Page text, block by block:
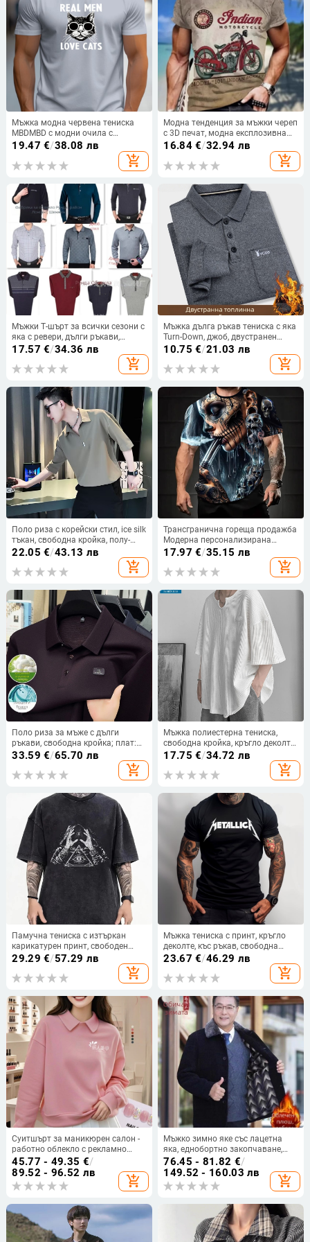
Мъжка модна червена тениска
MBDMBD с модни очила с
фигурка на котка "истинските
19.47 €/38.08 лв
add_shopping_cart
Модна тенденция за мъжки череп
с 3D печат, модна експлозивна
популярна тениска с щампа
16.84€/32.94 лв
add_shopping_cart
Мъжки Т-шърт за всички сезони с
яка с ревери, дълги ръкави,
каре‑геометричен принт,
памук‑смесена материя, дишаща
и влагоотвеждаща
17.57 €/34.36 лв
add_shopping_cart
Мъжка дълга ръкав тениска с яка
Turn-Down, джоб, двустранен
велур, принт с букви, пуловер,
полиестер 96%+, топло за зима,
пролет и есен
10.75 €/21.03 лв
add_shopping_cart
Поло риза с корейски стил, ice silk
тъкан, свободна кройка, полу-
дълги ръкави
22.05 €/43.13 лв
add_shopping_cart
Трансгранична гореща продажба
Модерна персонализирана
модна серия черепи 3D
принтирана мъжка тениска с къс
ръкав и кръгло деколте
17.97 €/35.15 лв
add_shopping_cart
Поло риза за мъже с дълги
ръкави, свободна кройка; плат:
Mulberry коприна смес с
полиестер, Lyocell и еластан;
дишаща и влагоотвеждаща, за
33.59 €/65.70 лв
add_shopping_cart
Мъжка полиестерна тениска,
свободна кройка, кръгло деколте,
три четвърти ръкави
17.75 €/34.72 лв
add_shopping_cart
Памучна тениска с изтъркан
карикатурен принт, свободен
силует, кръгло деколте, къси
29.29 €/57.29 лв
add_shopping_cart
Мъжка тениска с принт, кръгло
деколте, къс ръкав, свободна
кройка, лято
23.67 €/46.29 лв
add_shopping_cart
Суитшърт за маникюрен салон -
работно облекло с рекламно
лого, дълъг ръкав, без качулка,
странични джобове, тъкан:
корейска памук/полиестер смес
45.77 - 49.35 €/
89.52 - 96.52 лв
add_shopping_cart
Мъжко зимно яке със лацетна
яка, еднобортно закопчаване,
свободен силует, джобове с патч-
панели, полиестерна материя
76.45 - 81.82 €/
149.52 - 160.03 лв
add_shopping_cart